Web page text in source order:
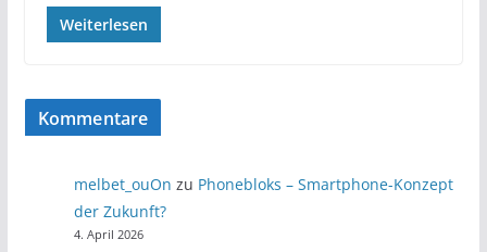
Weiterlesen
Kommentare
melbet_ouOn zu Phonebloks – Smartphone-Konzept
der Zukunft?
4. April 2026